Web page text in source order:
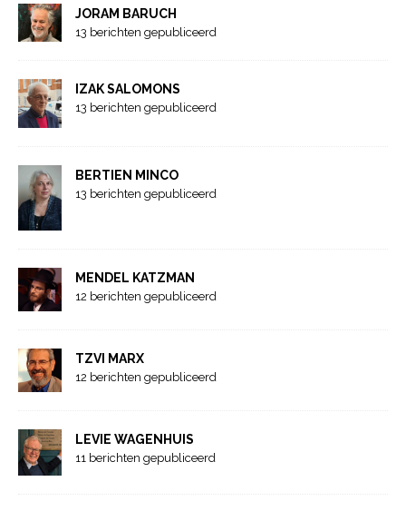
JORAM BARUCH
13 berichten gepubliceerd
IZAK SALOMONS
13 berichten gepubliceerd
BERTIEN MINCO
13 berichten gepubliceerd
MENDEL KATZMAN
12 berichten gepubliceerd
TZVI MARX
12 berichten gepubliceerd
LEVIE WAGENHUIS
11 berichten gepubliceerd